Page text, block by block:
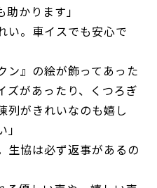
助かります」
い。車イスでも安心で
ン』の絵が飾ってあった
ズがあったり、くつろぎ
列がきれいなのも嬉し
」
生協は必ず返事があるの